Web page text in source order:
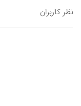
نظر کاربران